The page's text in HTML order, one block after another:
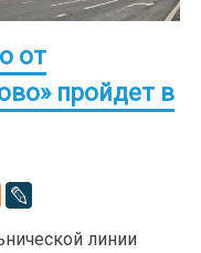
от
пройдет в
линии